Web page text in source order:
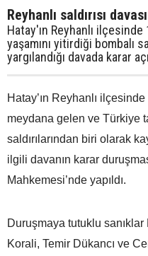
Reyhanlı saldırısı
Hatay'ın Reyhanlı
yaşamını yitirdiği bombalı
yargılandığı davada karar
Hatay’ın Reyhanlı
meydana gelen ve Türkiye
saldırılarından biri olarak
ilgili davanın karar
Mahkemesi’nde yapıldı.
Duruşmaya tutuklu
Korali, Temir Dükancı ve